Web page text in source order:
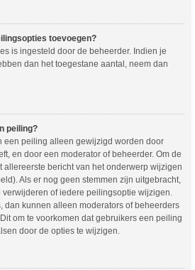
toevoegen?
is ingesteld door de beheerder. Indien je
dan het toegestane aantal, neem dan
peiling?
een peiling alleen gewijzigd worden door
en door een moderator of beheerder. Om de
allereerste bericht van het onderwerp wijzigen
Als er nog geen stemmen zijn uitgebracht,
of iedere peilingsoptie wijzigen.
dan kunnen alleen moderators of beheerders
om te voorkomen dat gebruikers een peiling
door de opties te wijzigen.